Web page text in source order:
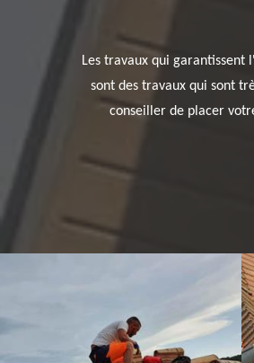
Les travaux qui
sont des travaux qui sont
conseiller de placer